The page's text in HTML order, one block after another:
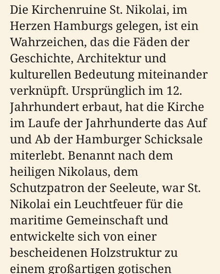
Die Kirchenruine St. Nikolai, im
Herzen Hamburgs gelegen, ist ein
Wahrzeichen, das die Fäden der
Geschichte, Architektur und
kulturellen Bedeutung miteinander
verknüpft. Ursprünglich im 12.
Jahrhundert erbaut, hat die Kirche
im Laufe der Jahrhunderte das Auf
und Ab der Hamburger Schicksale
miterlebt. Benannt nach dem
heiligen Nikolaus, dem
Schutzpatron der Seeleute, war St.
Nikolai ein Leuchtfeuer für die
maritime Gemeinschaft und
entwickelte sich von einer
bescheidenen Holzstruktur zu
einem großartigen gotischen